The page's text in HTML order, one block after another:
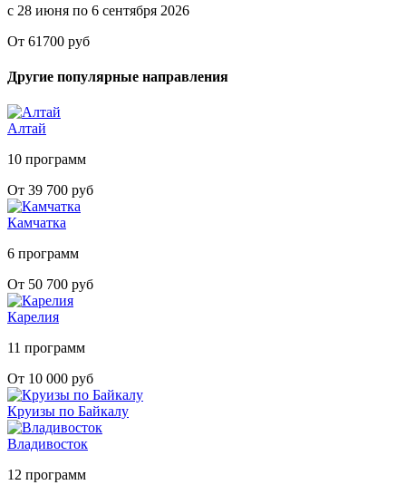
с 28 июня по 6 сентября 2026
От 61700 руб
Другие популярные направления
Алтай
10 программ
От 39 700 руб
Камчатка
6 программ
От 50 700 руб
Карелия
11 программ
От 10 000 руб
Круизы по Байкалу
Владивосток
12 программ